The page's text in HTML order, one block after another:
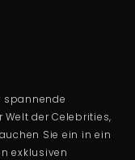
spannende
der Celebrities,
Sie ein in ein
exklusiven